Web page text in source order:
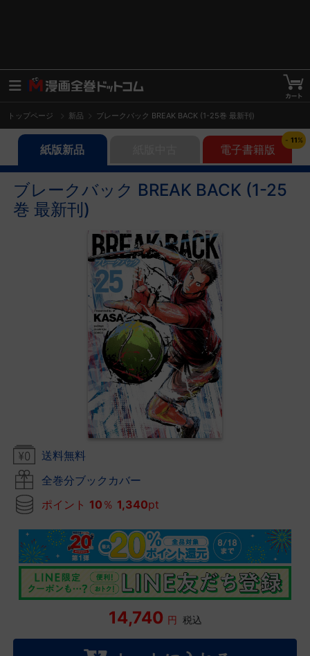
トップページ 新品 ブレークバック BREAK BACK (1-25巻 最新刊)
紙版新品 電子書籍版
- 11%
ブレークバック BREAK BACK (1-25
巻 最新刊)
送料無料
全巻分ブックカバー
ポイント 10 ％ 1,340pt
14,740 円 税込